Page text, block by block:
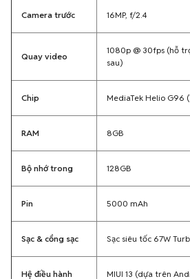
Camera trước 16MP, f/2.4
Quay video
1080p @ 30fps (hỗ
sau)
Chip MediaTek Helio G96
RAM 8GB
Bộ nhớ trong 128GB
Pin 5000 mAh
Sạc & cổng sạc Sạc siêu tốc 67W
Hệ điều hành MIUI 13 (dựa trên